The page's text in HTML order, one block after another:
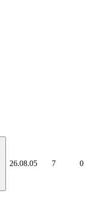
26.08.05 7 0